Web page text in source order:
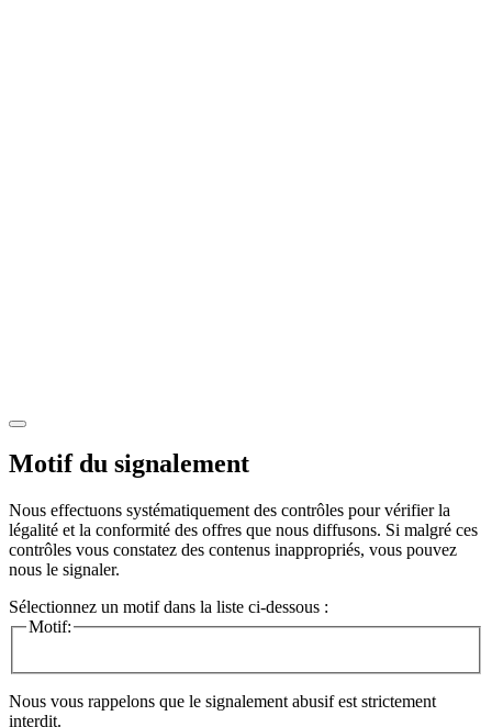
Motif du signalement
Nous effectuons systématiquement des contrôles pour vérifier la
légalité et la conformité des offres que nous diffusons. Si malgré ces
contrôles vous constatez des contenus inappropriés, vous pouvez
nous le signaler.
Sélectionnez un motif dans la liste ci-dessous :
Motif:
Nous vous rappelons que le signalement abusif est strictement
interdit.